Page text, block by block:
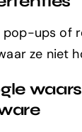
pop-ups of
ze niet